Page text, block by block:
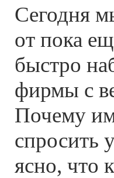
Сегодня
от пока
быстро
фирмы с
Почему
спросить
ясно, что